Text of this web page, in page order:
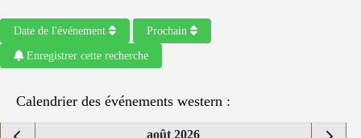
Date de l'événement Prochain
Enregistrer cette recherche
Calendrier des événements western :
août 2026